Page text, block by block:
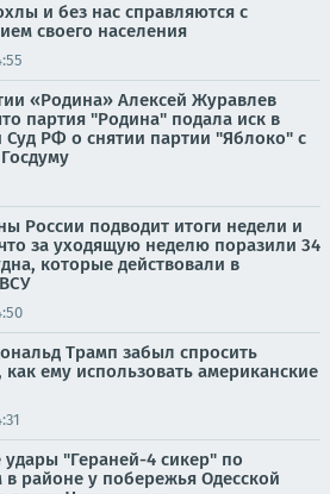
и без нас справляются с
своего населения
«Родина» Алексей Журавлев
партия "Родина" подала иск в
Суд РФ о снятии партии "Яблоко" с
России подводит итоги недели и
за уходящую неделю поразили 34
которые действовали в
Трамп забыл спросить
как ему использовать американские
"Гераней-4 сикер" по
в районе у побережья Одесской